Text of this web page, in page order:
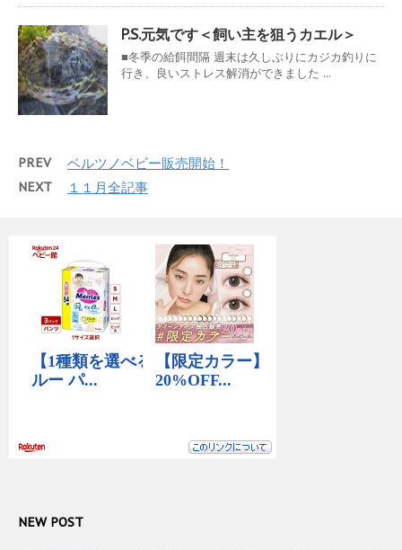
P.S.元気です＜飼い主を狙うカエル＞
■冬季の給餌間隔 週末は久しぶりにカジカ釣りに
行き、良いストレス解消ができました ...
PREV ベルツノベビー販売開始！
NEXT １１月全記事
NEW POST